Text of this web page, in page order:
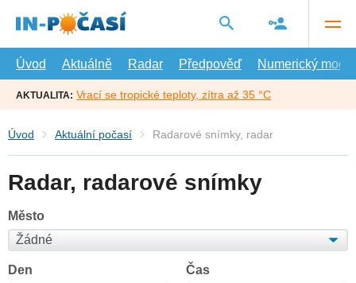
hlavní
Úvod
Aktuálně Radar Předpověď Numerický model
AKTUALITA: Vrací se tropické teploty, zítra až 35 °C
Úvod Aktuální počasí Radarové snímky, radar
Radar, radarové snímky
Město
Den Čas